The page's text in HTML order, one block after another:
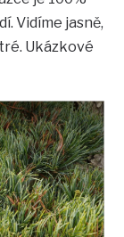
Vidíme jasně,
Ukázkové